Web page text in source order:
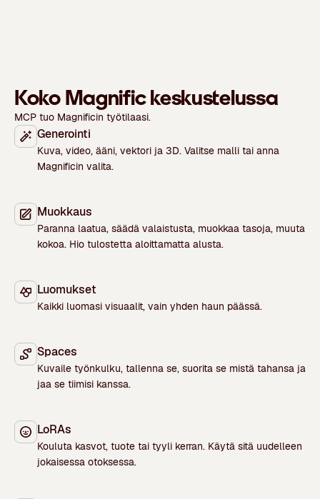
Koko Magnific keskustelussa
MCP tuo Magnificin työtilaasi.
Generointi
Kuva, video, ääni, vektori ja 3D. Valitse malli tai anna
Magnificin valita.
Muokkaus
Paranna laatua, säädä valaistusta, muokkaa tasoja, muuta
kokoa. Hio tulostetta aloittamatta alusta.
Luomukset
Kaikki luomasi visuaalit, vain yhden haun päässä.
Spaces
Kuvaile työnkulku, tallenna se, suorita se mistä tahansa ja
jaa se tiimisi kanssa.
LoRAs
Kouluta kasvot, tuote tai tyyli kerran. Käytä sitä uudelleen
jokaisessa otoksessa.